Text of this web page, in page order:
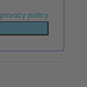
privacy policy